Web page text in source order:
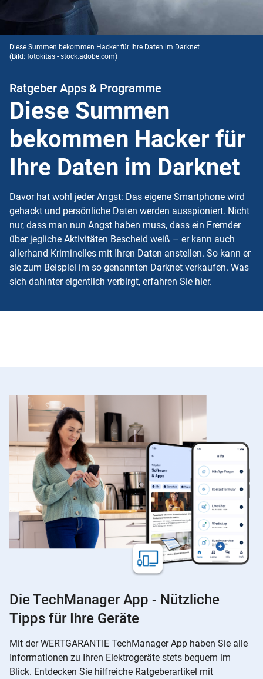
Diese Summen bekommen Hacker für Ihre Daten im Darknet
(Bild: fotokitas - stock.adobe.com)
Ratgeber Apps & Programme
Diese Summen
bekommen Hacker für
Ihre Daten im Darknet
Davor hat wohl jeder Angst: Das eigene Smartphone wird
gehackt und persönliche Daten werden ausspioniert. Nicht
nur, dass man nun Angst haben muss, dass ein Fremder
über jegliche Aktivitäten Bescheid weiß – er kann auch
allerhand Kriminelles mit Ihren Daten anstellen. So kann er
sie zum Beispiel im so genannten Darknet verkaufen. Was
sich dahinter eigentlich verbirgt, erfahren Sie hier.
Die TechManager App - Nützliche
Tipps für Ihre Geräte
Mit der WERTGARANTIE TechManager App haben Sie alle
Informationen zu Ihren Elektrogeräte stets bequem im
Blick. Entdecken Sie hilfreiche Ratgeberartikel mit